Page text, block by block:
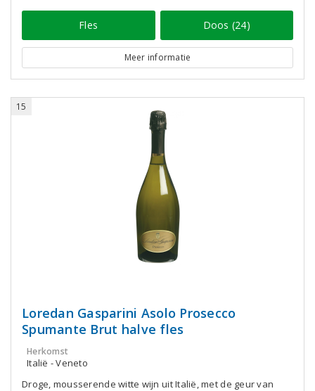
Fles Doos (24)
Meer informatie
15
Loredan Gasparini Asolo Prosecco
Spumante Brut halve fles
Herkomst
Italië - Veneto
Droge, mousserende witte wijn uit Italië, met de geur van